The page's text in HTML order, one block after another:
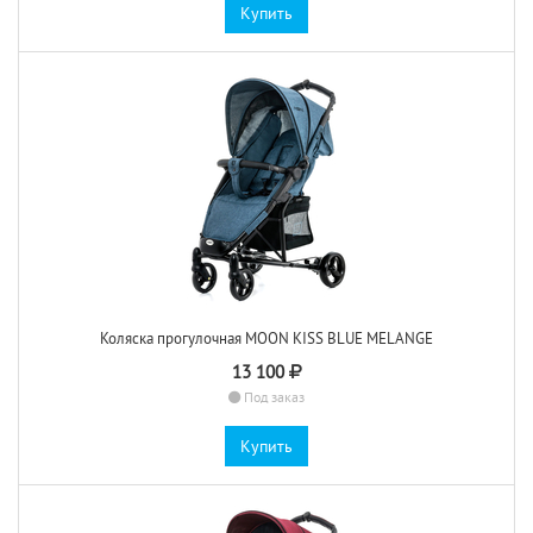
Купить
Коляска прогулочная MOON KISS BLUE MELANGE
13 100
Под заказ
Купить